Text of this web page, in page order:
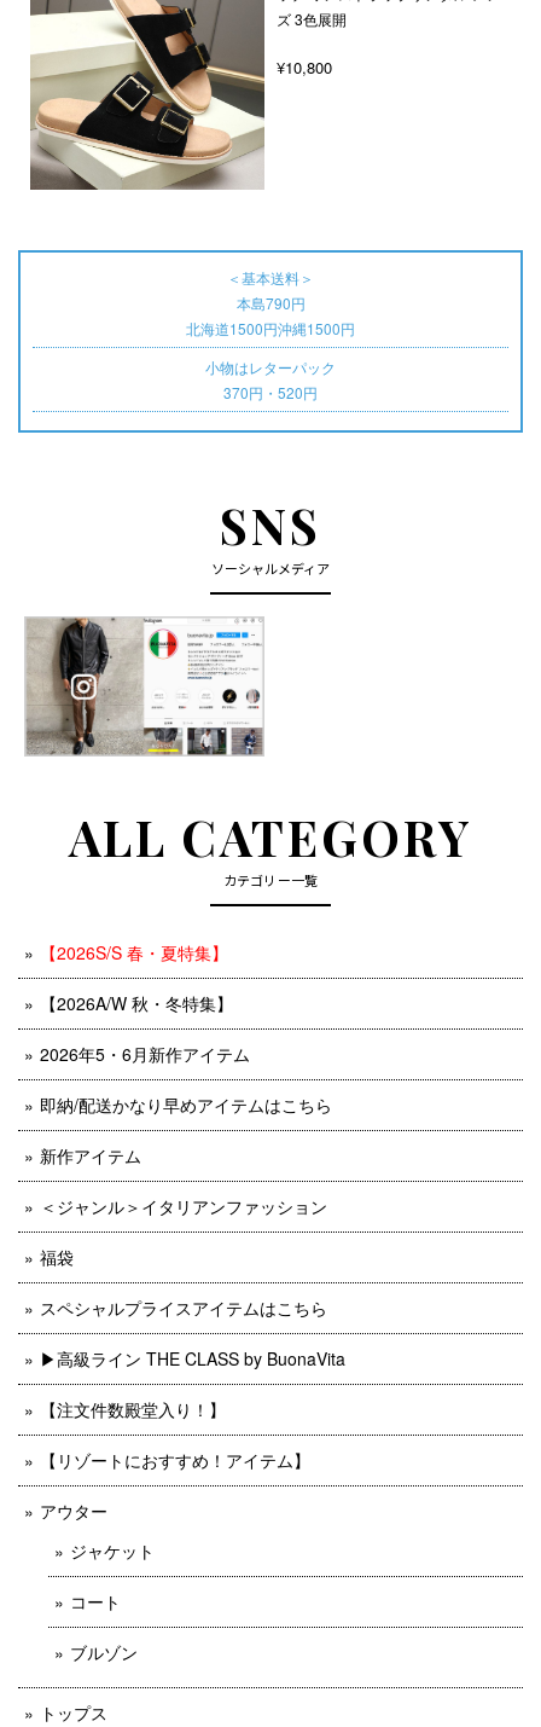
ズ 3色展開
¥10,800
＜基本送料＞
本島790円
北海道1500円沖縄1500円
小物はレターパック
370円・520円
SNS
ソーシャルメディア
ALL CATEGORY
カテゴリー一覧
【2026S/S 春・夏特集】
【2026A/W 秋・冬特集】
2026年5・6月新作アイテム
即納/配送かなり早めアイテムはこちら
新作アイテム
＜ジャンル＞イタリアンファッション
福袋
スペシャルプライスアイテムはこちら
▶︎高級ライン THE CLASS by BuonaVita
【注文件数殿堂入り！】
【リゾートにおすすめ！アイテム】
アウター
ジャケット
コート
ブルゾン
トップス